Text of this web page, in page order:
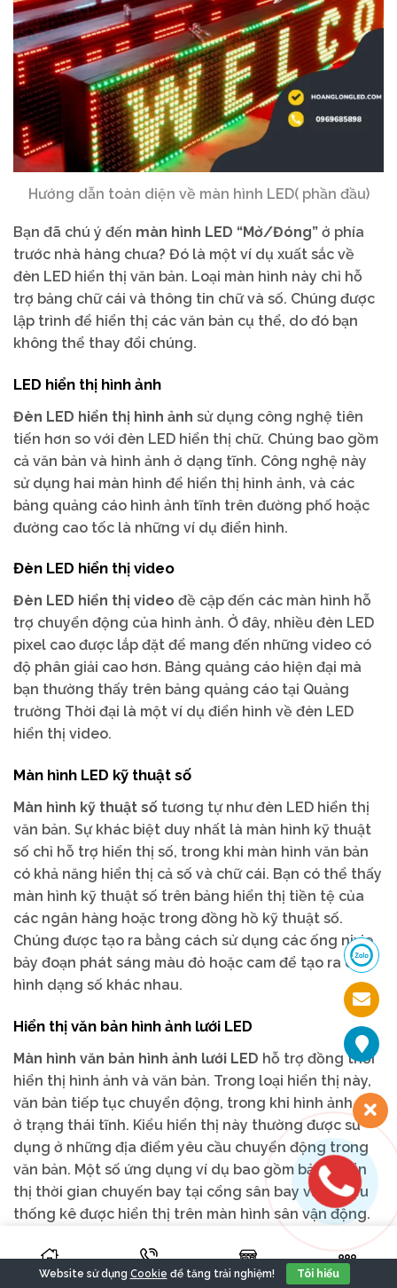
Hướng dẫn toàn diện về màn hình LED( phần đầu)
Bạn đã chú ý đến màn hình LED “Mở/Đóng” ở phía
trước nhà hàng chưa? Đó là một ví dụ xuất sắc về
đèn LED hiển thị văn bản. Loại màn hình này chỉ hỗ
trợ bảng chữ cái và thông tin chữ và số. Chúng được
lập trình để hiển thị các văn bản cụ thể, do đó bạn
không thể thay đổi chúng.
LED hiển thị hình ảnh
Đèn LED hiển thị hình ảnh sử dụng công nghệ tiên
tiến hơn so với đèn LED hiển thị chữ. Chúng bao gồm
cả văn bản và hình ảnh ở dạng tĩnh. Công nghệ này
sử dụng hai màn hình để hiển thị hình ảnh, và các
bảng quảng cáo hình ảnh tĩnh trên đường phố hoặc
đường cao tốc là những ví dụ điển hình.
Đèn LED hiển thị video
Đèn LED hiển thị video đề cập đến các màn hình hỗ
trợ chuyển động của hình ảnh. Ở đây, nhiều đèn LED
pixel cao được lắp đặt để mang đến những video có
độ phân giải cao hơn. Bảng quảng cáo hiện đại mà
bạn thường thấy trên bảng quảng cáo tại Quảng
trường Thời đại là một ví dụ điển hình về đèn LED
hiển thị video.
Màn hình LED kỹ thuật số
Màn hình kỹ thuật số tương tự như đèn LED hiển thị
văn bản. Sự khác biệt duy nhất là màn hình kỹ thuật
số chỉ hỗ trợ hiển thị số, trong khi màn hình văn bản
có khả năng hiển thị cả số và chữ cái. Bạn có thể thấy
màn hình kỹ thuật số trên bảng hiển thị tiền tệ của
các ngân hàng hoặc trong đồng hồ kỹ thuật số.
Chúng được tạo ra bằng cách sử dụng các ống nixie
bảy đoạn phát sáng màu đỏ hoặc cam để tạo ra các
hình dạng số khác nhau.
Hiển thị văn bản hình ảnh lưới LED
Màn hình văn bản hình ảnh lưới LED hỗ trợ đồng thời
hiển thị hình ảnh và văn bản. Trong loại hiển thị này,
văn bản tiếp tục chuyển động, trong khi hình ảnh vẫn
ở trạng thái tĩnh. Kiểu hiển thị này thường được sử
dụng ở những địa điểm yêu cầu chuyển động trong
văn bản. Một số ứng dụng ví dụ bao gồm bảng hiển
thị thời gian chuyến bay tại cổng sân bay và số liệu
thống kê được hiển thị trên màn hình sân vận động.
Dựa trên hình dạng màn hình
Website sử dụng Cookie để tăng trải nghiệm! Tôi hiểu